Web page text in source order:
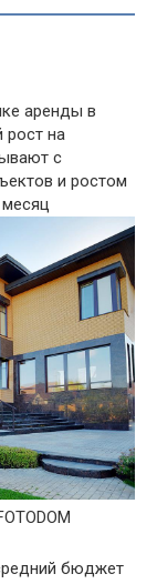
аренды в
рост на
с
и ростом
бюджет